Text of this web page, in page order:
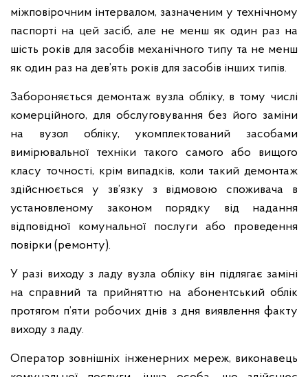
міжповірочним інтервалом, зазначеним у технічному
паспорті на цей засіб, але не менш як один раз на
шість років для засобів механічного типу та не менш
як один раз на дев’ять років для засобів інших типів.
Забороняється демонтаж вузла обліку, в тому числі
комерційного, для обслуговування без його заміни
на вузол обліку, укомплектований засобами
вимірювальної техніки такого самого або вищого
класу точності, крім випадків, коли такий демонтаж
здійснюється у зв’язку з відмовою споживача в
установленому законом порядку від надання
відповідної комунальної послуги або проведення
повірки (ремонту).
У разі виходу з ладу вузла обліку він підлягає заміні
на справний та прийняттю на абонентський облік
протягом п’яти робочих днів з дня виявлення факту
виходу з ладу.
Оператор зовнішніх інженерних мереж, виконавець